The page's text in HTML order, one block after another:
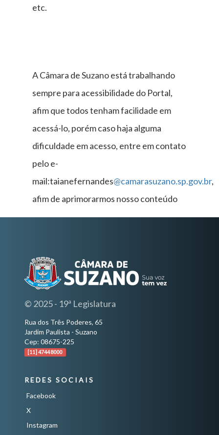
etc.
A Câmara de Suzano está trabalhando
sempre para acessibilidade do Portal,
afim que todos tenham facilidade em
acessá-lo, porém caso haja alguma
dificuldade em acesso, entre em contato
pelo e-
mail:taianefernandes@camarasuzano.sp.gov.br,
afim de aprimorarmos nosso conteúdo
© 2025 - 19ª Legislatura
Rua dos Três Poderes, 65
Jardim Paulista - Suzano
Cep: 08675-225
[11] 4744 8000
REDES SOCIAIS
Facebook
X
Instagram